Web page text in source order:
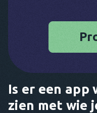
Is er een app
zien met wie